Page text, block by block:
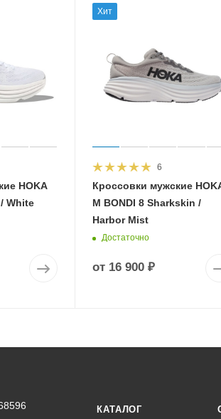
HOKA
White
Хит
6
Кроссовки мужские
M BONDI 8 Sharkskin /
Harbor Mist
Достаточно
от 16 900 ₽
КАТАЛОГ